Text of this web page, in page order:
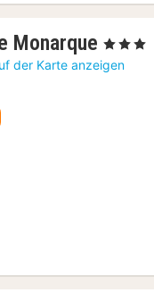
Monarque 1
Nacht
, 3 Sterne
der Karte anzeigen